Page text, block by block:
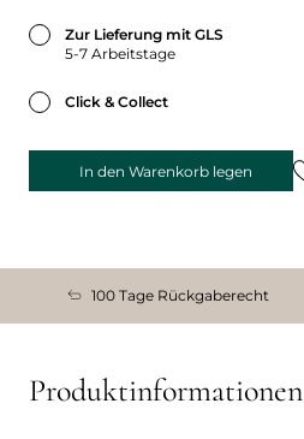
Zur Lieferung mit GLS
5-7 Arbeitstage
Click & Collect
In den Warenkorb legen
100 Tage Rückgaberecht
Produktinformationen